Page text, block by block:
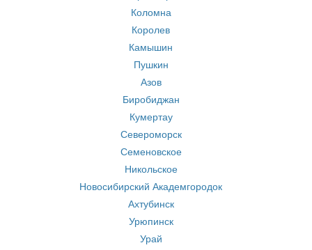
Коломна
Королев
Камышин
Пушкин
Азов
Биробиджан
Кумертау
Североморск
Семеновское
Никольское
Новосибирский Академгородок
Ахтубинск
Урюпинск
Урай